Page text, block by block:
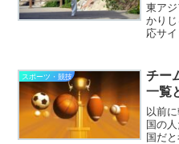
東ア
かり
応サ
し、
いた
スポーツ・競技
チー
一覧
以前
国の
国だ